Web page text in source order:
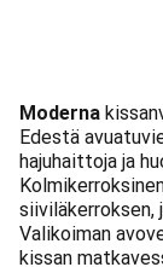
Moderna
Edestä
hajuhaittoja ja
siiviläkerroksen,
Valikoiman
kissan